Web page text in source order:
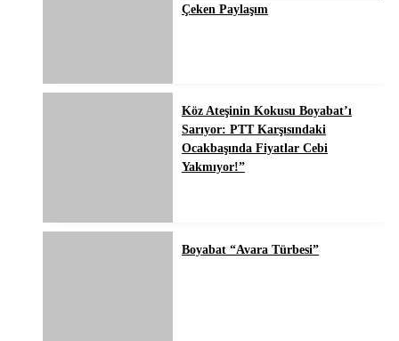
Çeken Paylaşım
Köz Ateşinin Kokusu Boyabat’ı
Sarıyor: PTT Karşısındaki
Ocakbaşında Fiyatlar Cebi
Yakmıyor!”
Boyabat “Avara Türbesi”